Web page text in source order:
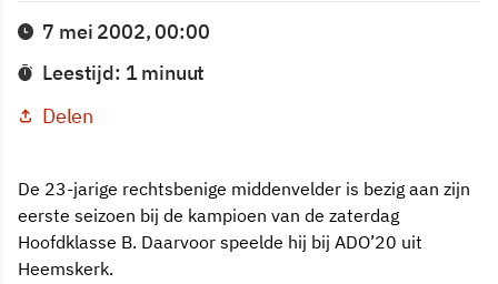
7 mei 2002, 00:00
Leestijd: 1 minuut
Delen
De 23-jarige rechtsbenige middenvelder is bezig aan zijn
eerste seizoen bij de kampioen van de zaterdag
Hoofdklasse B. Daarvoor speelde hij bij ADO’20 uit
Heemskerk.